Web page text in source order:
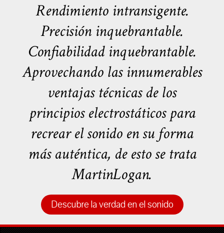
Rendimiento intransigente.
Precisión inquebrantable.
Confiabilidad inquebrantable.
Aprovechando las innumerables
ventajas técnicas de los
principios electrostáticos para
recrear el sonido en su forma
más auténtica, de esto se trata
MartinLogan.
Descubre la verdad en el sonido